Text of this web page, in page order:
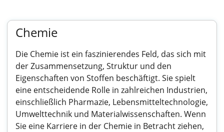
Chemie
Die Chemie ist ein faszinierendes Feld, das sich mit
der Zusammensetzung, Struktur und den
Eigenschaften von Stoffen beschäftigt. Sie spielt
eine entscheidende Rolle in zahlreichen Industrien,
einschließlich Pharmazie, Lebensmitteltechnologie,
Umwelttechnik und Materialwissenschaften. Wenn
Sie eine Karriere in der Chemie in Betracht ziehen,